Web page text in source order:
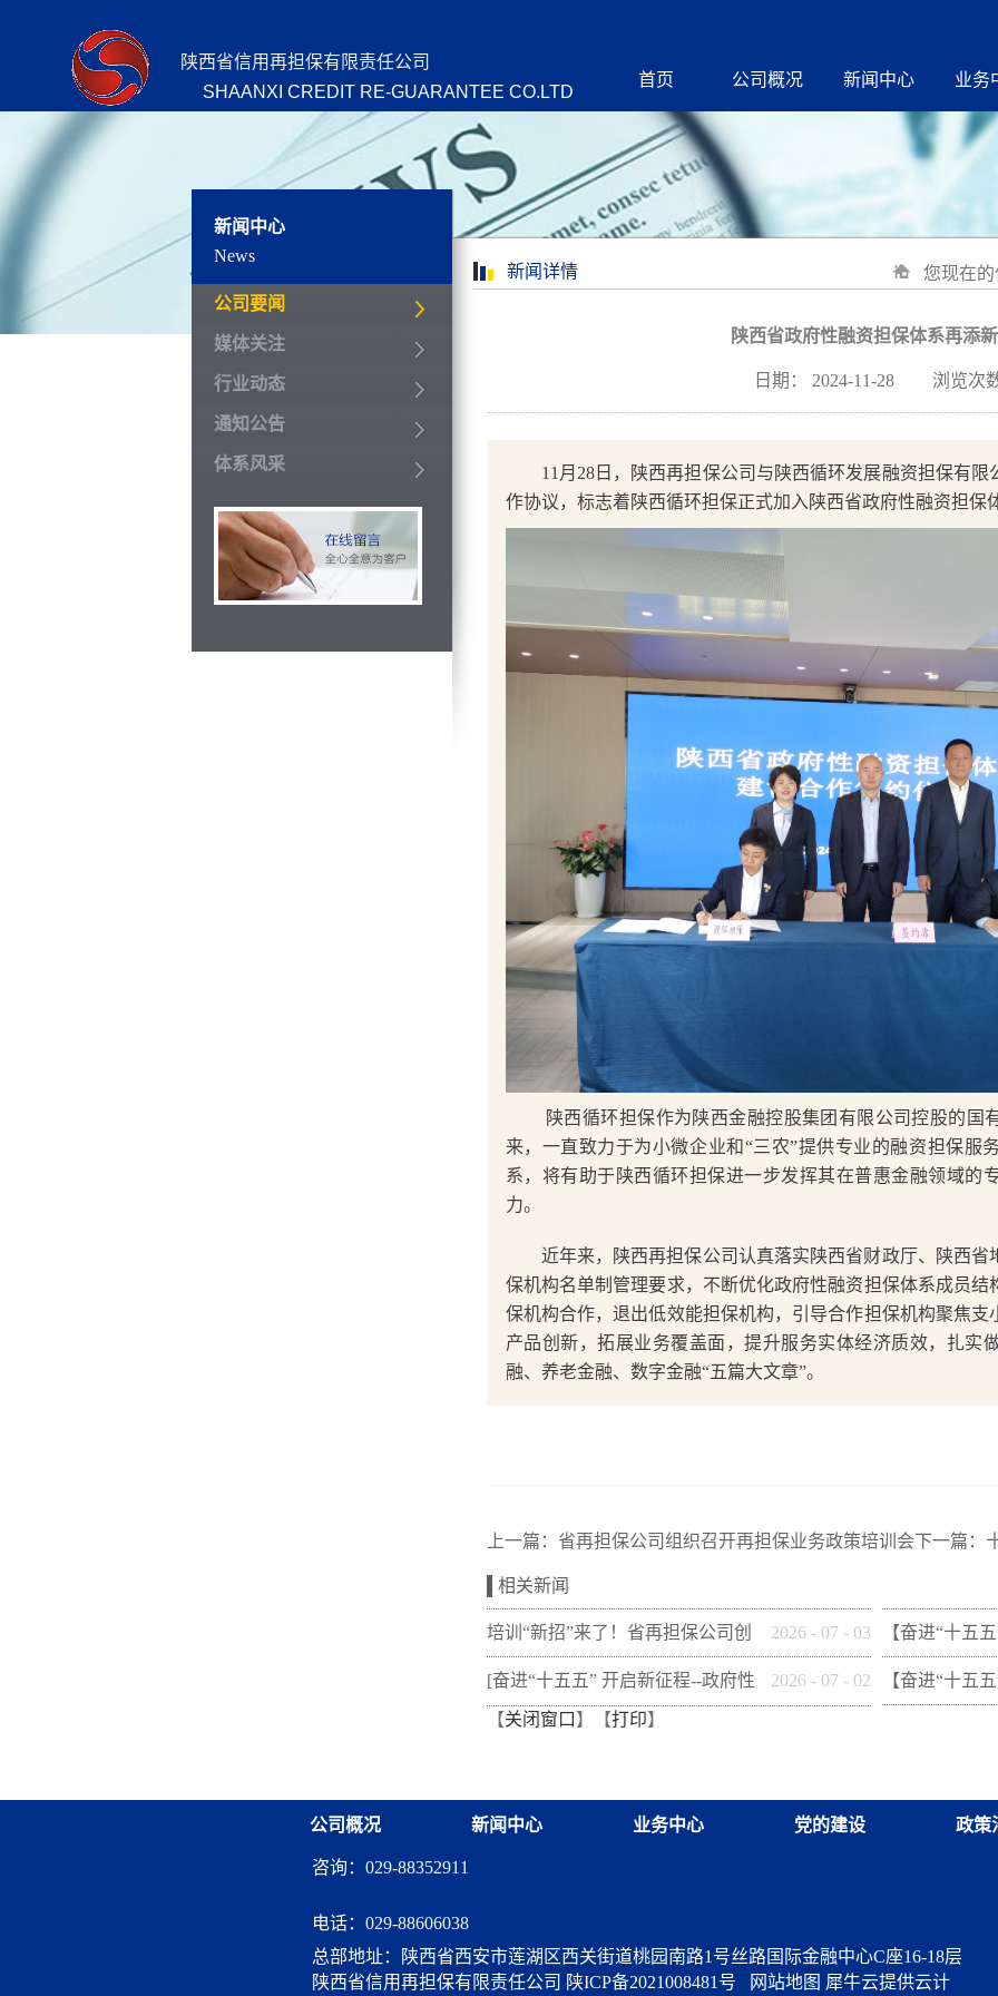
陕西省信用再担保有限责任公司
SHAANXI CREDIT RE-GUARANTEE CO.LTD
首页 公司概况 新闻中心 业务
新闻中心
News
公司要闻
媒体关注
行业动态
通知公告
体系风采
新闻详情 您现在
陕西省政府性融资担保体系再添
日期： 2024-11-28 浏览次
11月28日，陕西再担保公司与陕西循环发展融资担保有
作协议，标志着陕西循环担保正式加入陕西省政府性融资担保
陕西循环担保作为陕西金融控股集团有限公司控股的国
来，一直致力于为小微企业和“三农”提供专业的融资担保服
系，将有助于陕西循环担保进一步发挥其在普惠金融领域的
力。
近年来，陕西再担保公司认真落实陕西省财政厅、陕西
保机构名单制管理要求，不断优化政府性融资担保体系成员
保机构合作，退出低效能担保机构，引导合作担保机构聚焦
产品创新，拓展业务覆盖面，提升服务实体经济质效，扎实
融、养老金融、数字金融“五篇大文章”。
上一篇： 省再担保公司组织召开再担保业务政策培训会下一篇：
相关新闻
培训“新招”来了！省再担保公司创
新"以审代训"， 让政策学习
从"听"变"练"
2026 - 07 - 03 【奋进“十五
性融资担保
[奋进“十五五” 开启新征程--政府性
融资担保体系这样做](十三)咸阳市
2026 - 07 - 02 【奋进“十五
【关闭窗口 】【打印】
公司概况 新闻中心 业务中心 党的建设 政策
咨询：029-88352911
电话： 029-88606038
陕西省信用再担保有限责任公司 陕ICP备2021008481号 网站地图 犀牛云提供云计
总部地址：陕西省西安市莲湖区西关街道桃园南路1号丝路国际金融中心C座16-18层